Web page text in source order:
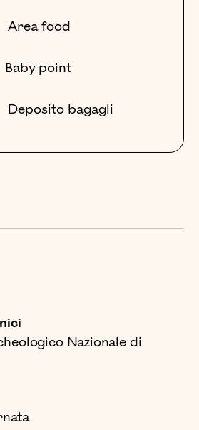
Area food
Baby point
Deposito bagagli
Nazionale di